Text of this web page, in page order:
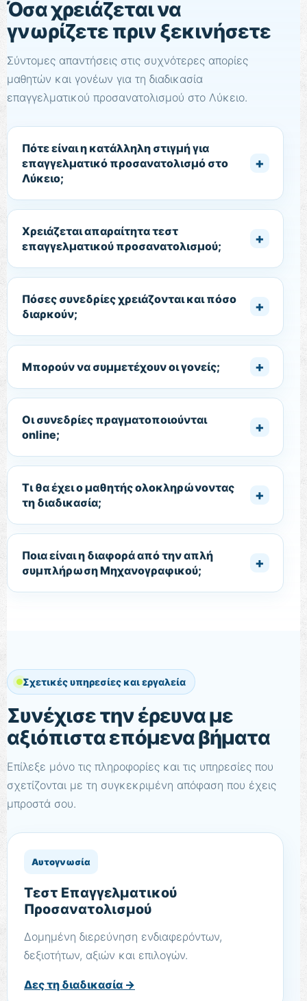
Όσα χρειάζεται να
γνωρίζετε πριν ξεκινήσετε
Σύντομες απαντήσεις στις συχνότερες απορίες
μαθητών και γονέων για τη διαδικασία
επαγγελματικού προσανατολισμού στο Λύκειο.
Πότε είναι η κατάλληλη στιγμή για
επαγγελματικό προσανατολισμό στο
Λύκειο;
Χρειάζεται απαραίτητα τεστ
επαγγελματικού προσανατολισμού;
Πόσες συνεδρίες χρειάζονται και πόσο
διαρκούν;
Μπορούν να συμμετέχουν οι γονείς;
Οι συνεδρίες πραγματοποιούνται
online;
Τι θα έχει ο μαθητής ολοκληρώνοντας
τη διαδικασία;
Ποια είναι η διαφορά από την απλή
συμπλήρωση Μηχανογραφικού;
Σχετικές υπηρεσίες και εργαλεία
Συνέχισε την έρευνα με
αξιόπιστα επόμενα βήματα
Επίλεξε μόνο τις πληροφορίες και τις υπηρεσίες που
σχετίζονται με τη συγκεκριμένη απόφαση που έχεις
μπροστά σου.
Αυτογνωσία
Τεστ Επαγγελματικού
Προσανατολισμού
Δομημένη διερεύνηση ενδιαφερόντων,
δεξιοτήτων, αξιών και επιλογών.
Δες τη διαδικασία →